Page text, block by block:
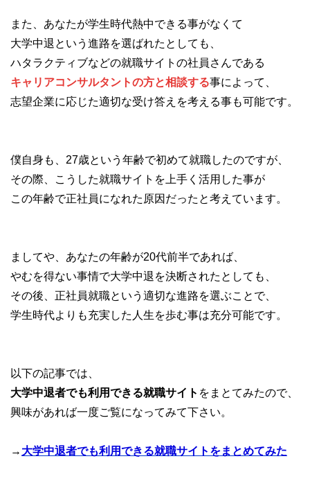
また、あなたが学生時代熱中できる事がなくて
大学中退という進路を選ばれたとしても、
ハタラクティブなどの就職サイトの社員さんである
キャリアコンサルタントの方と相談する事によって、
志望企業に応じた適切な受け答えを考える事も可能です。
僕自身も、27歳という年齢で初めて就職したのですが、
その際、こうした就職サイトを上手く活用した事が
この年齢で正社員になれた原因だったと考えています。
ましてや、あなたの年齢が20代前半であれば、
やむを得ない事情で大学中退を決断されたとしても、
その後、正社員就職という適切な進路を選ぶことで、
学生時代よりも充実した人生を歩む事は充分可能です。
以下の記事では、
大学中退者でも利用できる就職サイト をまとてみたので、
興味があれば一度ご覧になってみて下さい。
→ 大学中退者でも利用できる就職サイトをまとめてみた